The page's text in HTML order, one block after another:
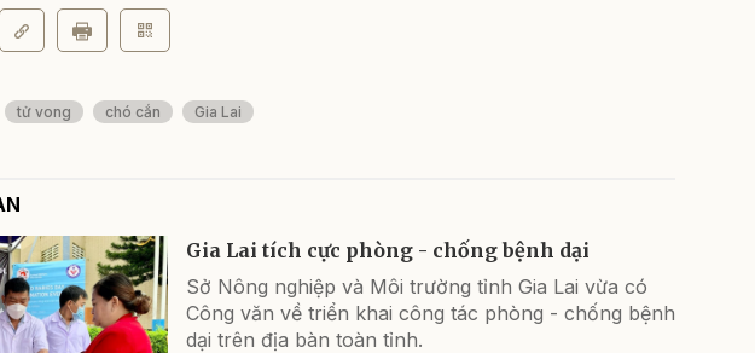
tử vong chó cắn Gia Lai
Gia Lai tích cực phòng - chống bệnh dại
Sở Nông nghiệp và Môi trường tỉnh Gia Lai vừa có
Công văn về triển khai công tác phòng - chống bệnh
dại trên địa bàn toàn tỉnh.